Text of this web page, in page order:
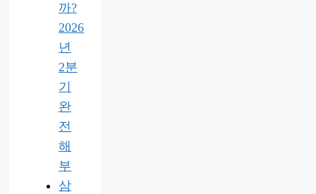
까?
2026
년
2분
기
완
전
해
부
삼